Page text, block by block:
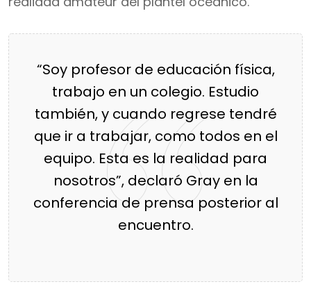
“Soy profesor de educación física,
trabajo en un colegio. Estudio
también, y cuando regrese tendré
que ir a trabajar, como todos en el
equipo. Esta es la realidad para
nosotros”, declaró Gray en la
conferencia de prensa posterior al
encuentro.